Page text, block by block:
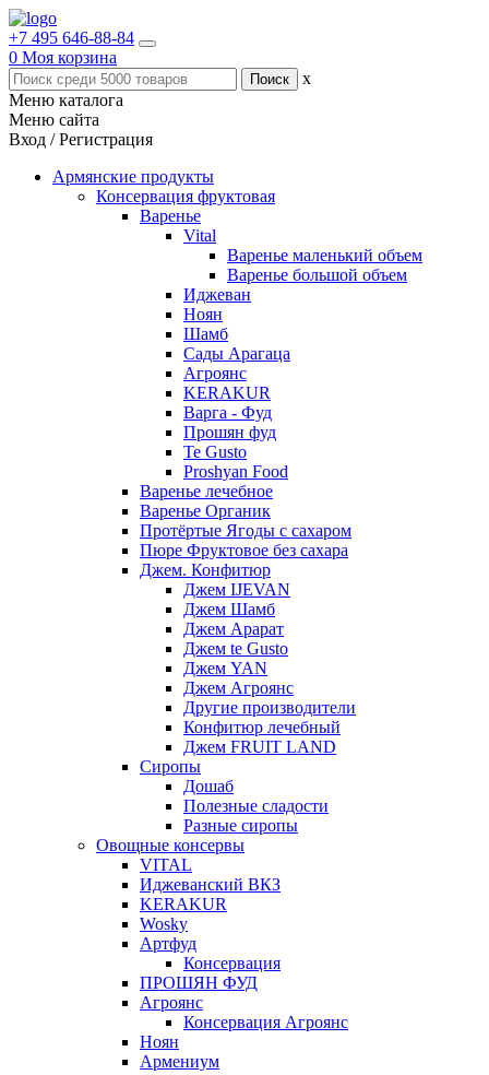
+7 495 646-88-84
0 Моя корзина
x
Меню каталога
Меню сайта
Вход / Регистрация
Армянские продукты
Консервация фруктовая
Варенье
Vital
Варенье маленький объем
Варенье большой объем
Иджеван
Ноян
Шамб
Сады Арагаца
Агроянс
KERAKUR
Варга - Фуд
Прошян фуд
Te Gusto
Proshyan Food
Варенье лечебное
Варенье Органик
Протёртые Ягоды с сахаром
Пюре Фруктовое без сахара
Джем. Конфитюр
Джем IJEVAN
Джем Шамб
Джем Арарат
Джем te Gusto
Джем YAN
Джем Агроянс
Другие производители
Конфитюр лечебный
Джем FRUIT LAND
Сиропы
Дошаб
Полезные сладости
Разные сиропы
Овощные консервы
VITAL
Иджеванский ВКЗ
KERAKUR
Wosky
Артфуд
Консервация
ПРОШЯН ФУД
Агроянс
Консервация Агроянс
Ноян
Армениум